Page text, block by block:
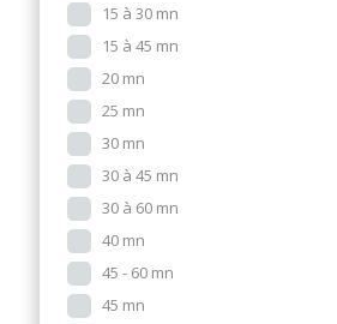
15 à 30 mn
15 à 45 mn
20 mn
25 mn
30 mn
30 à 45 mn
30 à 60 mn
40 mn
45 - 60 mn
45 mn